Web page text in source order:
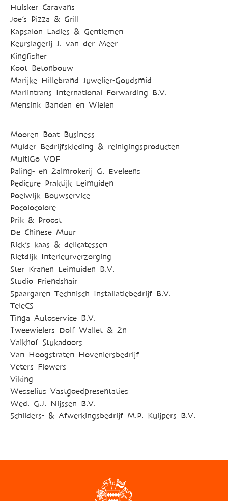
Hulsker Caravans
Joe’s Pizza & Grill
Kapsalon Ladies & Gentlemen
Keurslagerij J. van der Meer
Kingfisher
Koot Betonbouw
Marijke Hillebrand Juwelier-Goudsmid
Marlintrans International Forwarding B.V.
Mensink Banden en Wielen
Mooren Boat Business
Mulder Bedrijfskleding & reinigingsproducten
MultiGo VOF
Paling- en Zalmrokerij G. Eveleens
Pedicure Praktijk Leimuiden
Poelwijk Bouwservice
Pocolocolore
Prik & Proost
De Chinese Muur
Rick’s kaas & delicatessen
Rietdijk Interieurverzorging
Ster Kranen Leimuiden B.V.
Studio Friendshair
Spaargaren Technisch Installatiebedrijf B.V.
TeleCS
Tinga Autoservice B.V.
Tweewielers Dolf Wallet & Zn
Valkhof Stukadoors
Van Hoogstraten Hoveniersbedrijf
Veters Flowers
Viking
Wesselius Vastgoedpresentaties
Wed. G.J. Nijssen B.V.
Schilders- & Afwerkingsbedrijf M.P. Kuijpers B.V.